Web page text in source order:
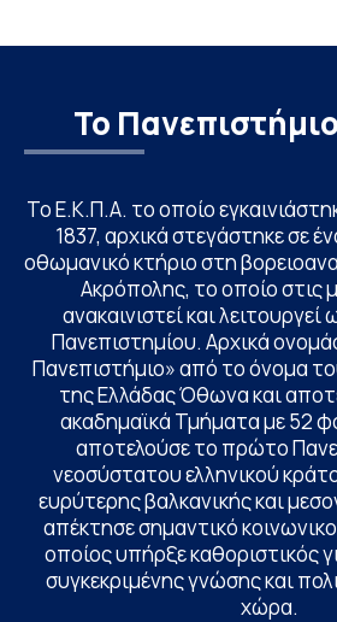
Το
Το Ε.Κ.Π.Α. το οποίο
1837, αρχικά στεγάστηκε σε
οθωμανικό κτήριο στη
Ακρόπολης, το οποίο στις
ανακαινιστεί και
Πανεπιστημίου. Αρχικά
Πανεπιστήμιο» από το όνομα
της Ελλάδας Όθωνα και
ακαδημαϊκά Τμήματα με 52
αποτελούσε το πρώτο
νεοσύστατου ελληνικού
ευρύτερης βαλκανικής και
απέκτησε σημαντικό
οποίος υπήρξε καθοριστικός
συγκεκριμένης γνώσης και
χώρα.